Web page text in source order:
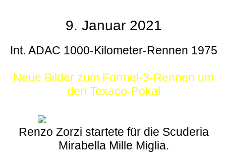
9. Januar 2021
Int. ADAC 1000-Kilometer-Rennen 1975
Neue Bilder zum Formel-3-Rennen um
den Texaco-Pokal
Renzo Zorzi startete für die Scuderia
Mirabella Mille Miglia.